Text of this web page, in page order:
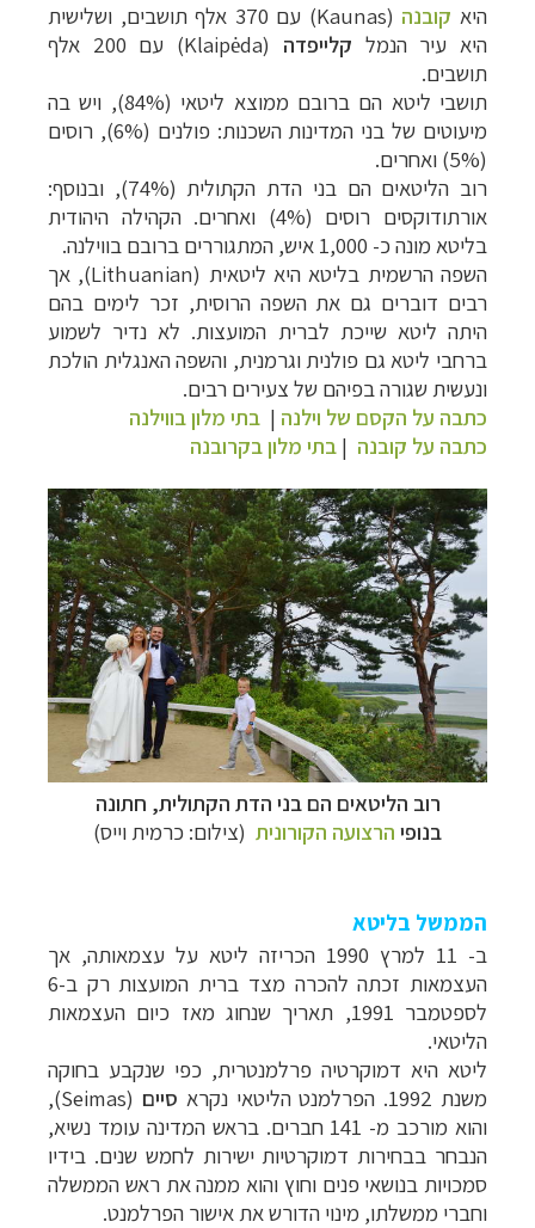
היא קובנה (
Kaunas
) עם 370 אלף תושבים, ושלישית
היא עיר הנמל קלייפדה (
Klaipėda
) עם 200 אלף
תושבים.
תושבי ליטא הם ברובם ממוצא ליטאי (84%), ויש בה
מיעוטים של בני המדינות השכנות: פולנים (6%), רוסים
(5%) ואחרים.
רוב הליטאים הם בני הדת הקתולית (74%), ובנוסף:
אורתודוקסים רוסים (4%) ואחרים. הקהילה היהודית
בליטא מונה כ- 1,000 איש, המתגוררים ברובם בווילנה.
השפה הרשמית בליטא היא ליטאית (Lithuanian), אך
רבים דוברים גם את השפה הרוסית, זכר לימים בהם
היתה ליטא שייכת לברית המועצות. לא נדיר לשמוע
ברחבי ליטא גם פולנית וגרמנית, והשפה האנגלית הולכת
ונעשית שגורה בפיהם של צעירים רבים.
כתבה על הקסם של וילנה | בתי מלון בווילנה
כתבה על קובנה | בתי מלון בקרובנה
רוב הליטאים הם בני הדת הקתולית, חתונה
בנופי הרצועה הקורונית (צילום: כרמית וייס)
הממשל בליטא
ב- 11 למרץ 1990 הכריזה ליטא על עצמאותה, אך
העצמאות זכתה להכרה מצד ברית המועצות רק ב-6
לספטמבר 1991, תאריך שנחוג מאז כיום העצמאות
הליטאי.
ליטא היא דמוקרטיה פרלמנטרית, כפי שנקבע בחוקה
משנת 1992. הפרלמנט הליטאי נקרא
סיים (
Seimas
),
והוא מורכב מ- 141 חברים. בראש המדינה עומד נשיא,
הנבחר בבחירות דמוקרטיות ישירות לחמש שנים. בידיו
סמכויות בנושאי פנים וחוץ והוא ממנה את ראש הממשלה
וחברי ממשלתו, מינוי הדורש את אישור הפרלמנט.
קרוזים והפלגות נופשלחצו לרשימת היעדים »
»
תכנון טיולים לאמריקה הצפונית
לחצו לרשימת
היעדים »